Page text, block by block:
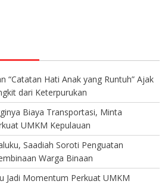
“Catatan Hati Anak yang Runtuh” Ajak
dari Keterpurukan
Biaya Transportasi, Minta
UMKM Kepulauan
Saadiah Soroti Penguatan
Warga Binaan
Jadi Momentum Perkuat UMKM